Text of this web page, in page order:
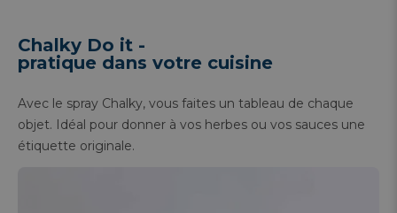
Chalky Do it -
pratique dans votre cuisine
Avec le spray Chalky, vous faites un tableau de chaque
objet. Idéal pour donner à vos herbes ou vos sauces une
étiquette originale.